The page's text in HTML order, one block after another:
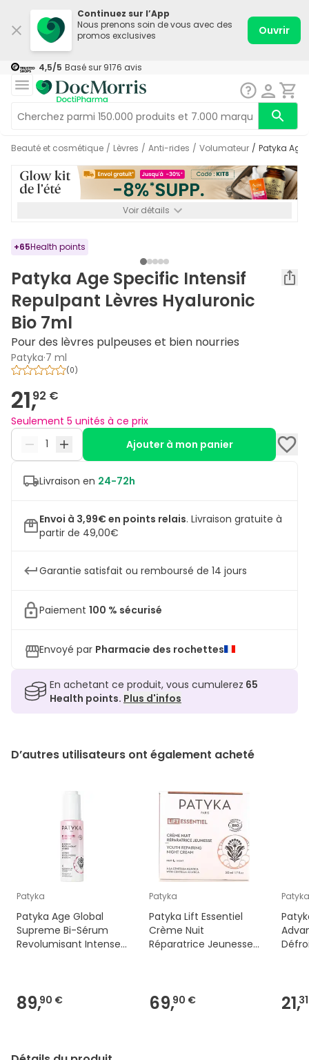
Continuez sur l’App
Nous prenons soin de vous avec des
promos exclusives
Ouvrir
4,5/5 Basé sur 9176 avis
Beauté et cosmétique / Lèvres / Anti-rides / Volumateur / Patyka
Voir détails
+65Health points
Patyka Age Specific Intensif
Repulpant Lèvres Hyaluronic
Bio 7ml
Pour des lèvres pulpeuses et bien nourries
Patyka·7 ml
(0)
21,92 €
Seulement 5 unités à ce prix
Ajouter à mon panier
Livraison en 24-72h
Envoi à 3,99€ en points relais. Livraison gratuite à
partir de 49,00€
Garantie satisfait ou remboursé de 14 jours
Paiement 100 % sécurisé
Envoyé par Pharmacie des rochettes
En achetant ce produit, vous cumulerez 65
Health points. Plus d'infos
D’autres utilisateurs ont également acheté
Patyka
Patyka Age Global
Supreme Bi-Sérum
Revolumisant Intense
89,90 €
Patyka
Patyka Lift Essentiel
Crème Nuit
Réparatrice Jeunesse
69,90 €
Patyka
21,